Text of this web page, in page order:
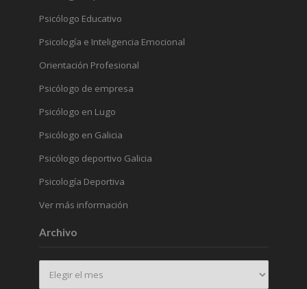
Psicólogo Educativo
Psicología e Inteligencia Emocional
Orientación Profesional
Psicólogo de empresa
Psicólogo en Lugo
Psicólogo en Galicia
Psicólogo deportivo Galicia
Psicología Deportiva
Ver más información
Archivo
Archivo